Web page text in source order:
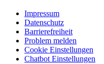
Impressum
Datenschutz
Barrierefreiheit
Problem melden
Cookie Einstellungen
Chatbot Einstellungen